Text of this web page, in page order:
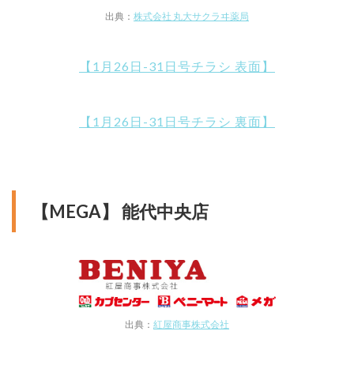
出典： 株式会社 丸大サクラヰ薬局
【1月26日-31日号チラシ 表面】
【1月26日-31日号チラシ 裏面】
【MEGA】 能代中央店
出典： 紅屋商事株式会社